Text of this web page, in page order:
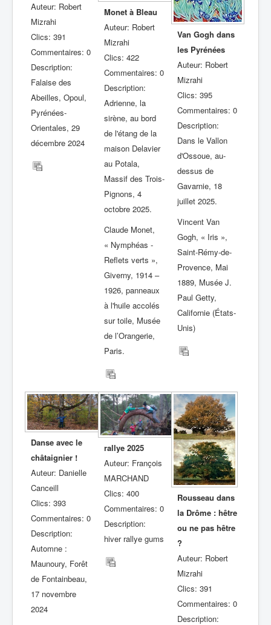
Auteur: Robert
Mizrahi
Clics: 391
Commentaires: 0
Description:
Falaise des
Abeilles, Opoul,
Pyrénées-
Orientales, 29
décembre 2024
Monet à Bleau
Auteur: Robert
Mizrahi
Clics: 422
Commentaires: 0
Description:
Adrienne, la
sirène, au bord
de l'étang de la
maison Delavier
au Potala,
Massif des Trois-
Pignons, 4
octobre 2025.
Claude Monet,
« Nymphéas -
Reflets verts »,
Giverny, 1914 –
1926, panneaux
à l'huile accolés
sur toile, Musée
de l’Orangerie,
Paris.
Van Gogh dans
les Pyrénées
Auteur: Robert
Mizrahi
Clics: 395
Commentaires: 0
Description:
Dans le Vallon
d'Ossoue, au-
dessus de
Gavarnie, 18
juillet 2025.
Vincent Van
Gogh, « Iris »,
Saint-Rémy-de-
Provence, Mai
1889, Musée J.
Paul Getty,
Californie (États-
Unis)
Danse avec le
châtaignier !
Auteur: Danielle
Canceill
Clics: 393
Commentaires: 0
Description:
Automne :
Maunoury, Forêt
de Fontainbeau,
17 novembre
2024
rallye 2025
Auteur: François
MARCHAND
Clics: 400
Commentaires: 0
Description:
hiver rallye gums
Rousseau dans
la Drôme : hêtre
ou ne pas hêtre
?
Auteur: Robert
Mizrahi
Clics: 391
Commentaires: 0
Description: